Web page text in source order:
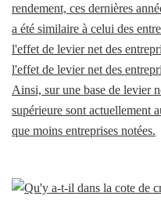
rendement, ces dernières
a été similaire à celui des
l'effet de levier net des
l'effet de levier net des
Ainsi, sur une base de levier
supérieure sont actuellement
que moins entreprises notées.